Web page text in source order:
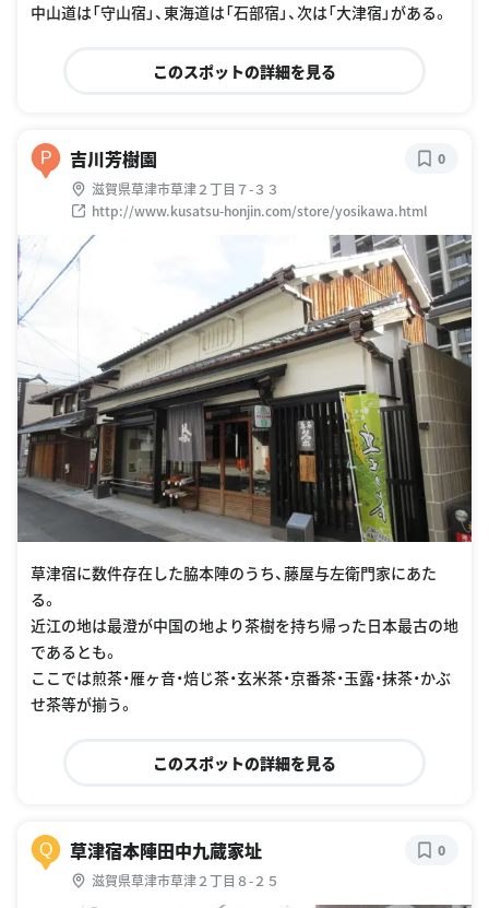
中山道は「守山宿」、東海道は「石部宿」、次は「大津宿」がある。
このスポットの詳細を見る
P 吉川芳樹園
滋賀県草津市草津２丁目７-３３
http://www.kusatsu-honjin.com/store/yosikawa.html
0
草津宿に数件存在した脇本陣のうち、藤屋与左衛門家にあた
る。
近江の地は最澄が中国の地より茶樹を持ち帰った日本最古の地
であるとも。
ここでは煎茶・雁ヶ音・焙じ茶・玄米茶・京番茶・玉露・抹茶・かぶ
せ茶等が揃う。
このスポットの詳細を見る
Q 草津宿本陣田中九蔵家址
滋賀県草津市草津２丁目８-２５
0